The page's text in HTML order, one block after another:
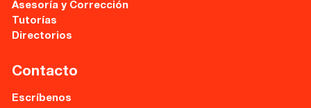
Asesoría y Corrección
Tutorías
Directorios
Contacto
Escríbenos